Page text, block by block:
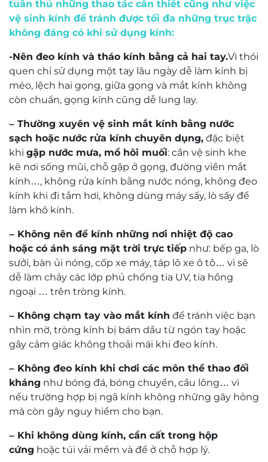
Chất liệu phối nhựa Acetate + Titanium: nhẹ,
bền và nâng tầm độ sang trọng; phù hợp cả
môi trường công sở lẫn phong cách cá nhân.
Thiết kế vuông hiện đại: giúp cân bằng đường
nét mặt – đặc biệt phù hợp với khuôn mặt tròn,
hình trái tim hoặc oval muốn tạo điểm nhấn góc
Phần đệm mũi cố định: mang tới sự ổn định khi
đeo, giảm trượt, tăng cảm giác thoải mái.
5️⃣ Giá, dịch vụ & cam kết chính
hãng tại Mắt Kính Nam Quang
Mức giá cho mẫuZiozia KHHSiT7027_C2là
1.280.000 VNĐ– bạn sở hữu một chiếc gọng kính
thiết kế thông minh, chất lượng cao và phong cách
thời trang tinh tế. TạiMắt Kính Nam Quang, khách
hàng nhận được:
Cam kếtchính hãng 100%, đầy đủ tem mác và
phụ kiện.
Dịch vụđo thị lực & tư vấn tròng kính miễn
phíbởi đội ngũ kỹ thuật viên chuyên nghiệp.
Lắp ráp và bảo trì trọn đời, hỗ trợ kỹ thuật sau
mua hàng.
tuyên ngôn phong cách, sự kết hợp giữathiết kế
thông minh, chất liệu cao cấp và giá trị sử dụng
Mr. Nguyễn Trọng Nghĩa
Kỹ thuật viên khúc xạ Nguyễn Trọng Nghĩa
có trên 30 năm kinh nghiệm về đo khúc xạ và
mài lắp kính.
Mr. Trần Hoàng Phương Lâm
Kỹ thuật viên khúc xạ Trần Hoàng Phương Lâm
có trên 10 năm kinh nghiệm về đo khúc xạ và
mài lắp kính.